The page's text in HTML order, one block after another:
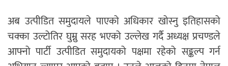
अब उत्पीडित समुदायले पाएको अधिकार खोस्नु इतिहासको
चक्का उल्टोतिर घुम्नु सरह भएको उल्लेख गर्दै अध्यक्ष प्रचण्डले
आफ्नो पार्टी उत्पीडित समुदायको पक्षमा रहेको सङ्कल्प गर्न